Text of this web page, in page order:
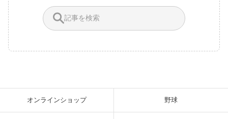
オンラインショップ 野球